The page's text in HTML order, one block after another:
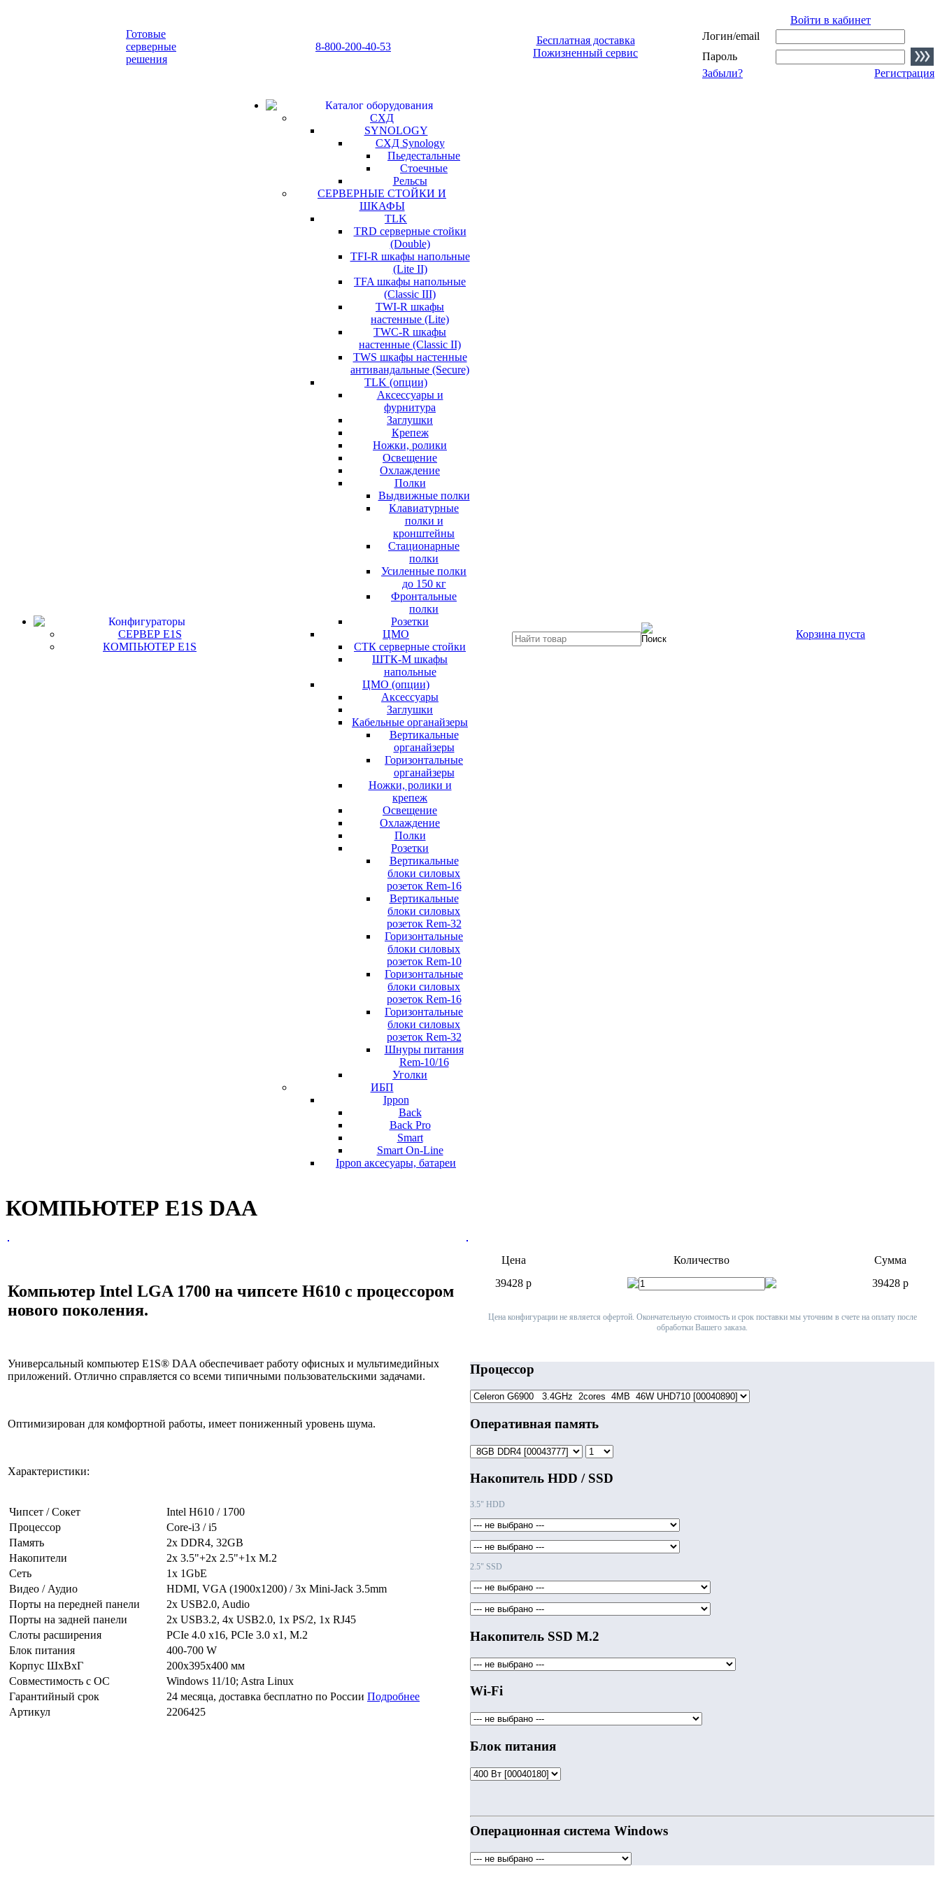
Готовые
серверные
решения
8-800-200-40-53
Бесплатная доставка
Пожизненный сервис
Войти в кабинет
Логин/email
Пароль
Забыли?
Регистрация
Конфигураторы
СЕРВЕР E1S
КОМПЬЮТЕР E1S
Каталог оборудования
СХД
SYNOLOGY
СХД Synology
Пьедестальные
Стоечные
Рельсы
СЕРВЕРНЫЕ СТОЙКИ И
ШКАФЫ
TLK
TRD серверные стойки
(Double)
TFI-R шкафы напольные
(Lite II)
TFA шкафы напольные
(Classic III)
TWI-R шкафы
настенные (Lite)
TWC-R шкафы
настенные (Classic II)
TWS шкафы настенные
антивандальные (Secure)
TLK (опции)
Аксессуары и
фурнитура
Заглушки
Крепеж
Ножки, ролики
Освещение
Охлаждение
Полки
Выдвижные полки
Клавиатурные
полки и
кронштейны
Стационарные
полки
Усиленные полки
до 150 кг
Фронтальные
полки
Розетки
ЦМО
СТК серверные стойки
ШТК-М шкафы
напольные
ЦМО (опции)
Аксессуары
Заглушки
Кабельные органайзеры
Вертикальные
органайзеры
Горизонтальные
органайзеры
Ножки, ролики и
крепеж
Освещение
Охлаждение
Полки
Розетки
Вертикальные
блоки силовых
розеток Rem-16
Вертикальные
блоки силовых
розеток Rem-32
Горизонтальные
блоки силовых
розеток Rem-10
Горизонтальные
блоки силовых
розеток Rem-16
Горизонтальные
блоки силовых
розеток Rem-32
Шнуры питания
Rem-10/16
Уголки
ИБП
Ippon
Back
Back Pro
Smart
Smart On-Line
Ippon аксесуары, батареи
Корзина пуста
КОМПЬЮТЕР E1S DAA
Компьютер Intel LGA 1700 на чипсете H610 с процессором
нового поколения.
Универсальный компьютер E1S® DAA обеспечивает работу офисных и мультимедийных
приложений. Отлично справляется со всеми типичными пользовательскими задачами.
Оптимизирован для комфортной работы, имеет пониженный уровень шума.
Характеристики:
Чипсет / Сокет
Intel H610 / 1700
Процессор
Core-i3 / i5
Память
2x DDR4, 32GB
Накопители
2x 3.5"+2х 2.5"+1x M.2
Сеть
1х 1GbE
Видео / Аудио
HDMI, VGA (1900x1200) / 3x Mini-Jack 3.5mm
Порты на передней панели
2x USB2.0, Audio
Порты на задней панели
2x USB3.2, 4x USB2.0, 1x PS/2, 1x RJ45
Слоты расширения
PCIe 4.0 x16, PCIe 3.0 x1, M.2
Блок питания
400-700 W
Корпус ШxВxГ
200х395х400 мм
Совместимость с ОС
Windows 11/10; Astra Linux
Гарантийный срок
24 месяца, доставка бесплатно по России Подробнее
Артикул
2206425
Цена Количество
Сумма
39428 p 39428 p
Цена конфигурации не является офертой. Окончательную стоимость и срок поставки мы уточним в счете на оплату после
обработки Вашего заказа.
Процессор
Оперативная память
Накопитель HDD / SSD
3.5" HDD
2.5" SSD
Накопитель SSD M.2
Wi-Fi
Блок питания
Операционная система Windows